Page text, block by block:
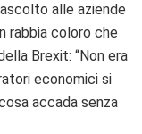
alle aziende
rabbia coloro che
Brexit: “Non era
economici si
accada senza